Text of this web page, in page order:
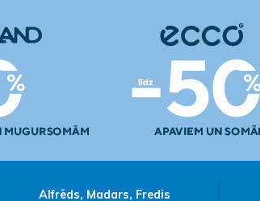
Alfrēds, Madars, Fredis